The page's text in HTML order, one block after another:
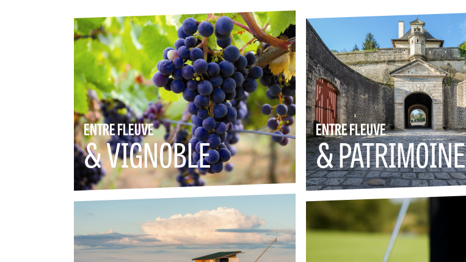
ENTRE FLEUVE
& VIGNOBLE
ENTRE FLEUVE
& PATRIMOINE